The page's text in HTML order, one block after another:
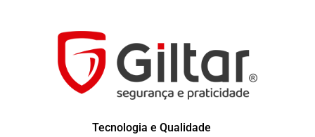
Tecnologia e Qualidade